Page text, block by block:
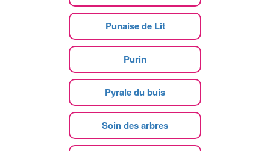
Punaise de Lit
Purin
Pyrale du buis
Soin des arbres